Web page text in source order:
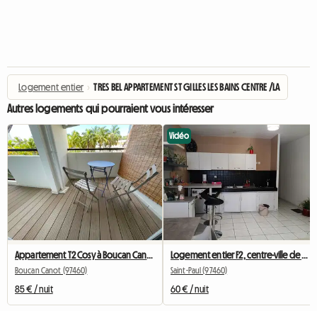
Logement entier › TRES BEL APPARTEMENT ST GILLES LES BAINS CENTRE /LA REUNION
Autres logements qui pourraient vous intéresser
Appartement T2 Cosy à Boucan Canot
Boucan Canot (97460)
85 € / nuit
Vidéo
Logement entier F2, centre-ville de Saint-Paul
Saint-Paul (97460)
60 € / nuit